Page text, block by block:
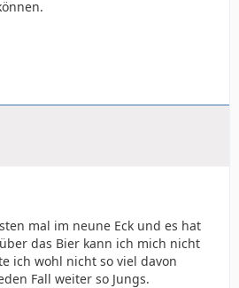
mal im neune Eck und es hat
das Bier kann ich mich nicht
ich wohl nicht so viel davon
Fall weiter so Jungs.